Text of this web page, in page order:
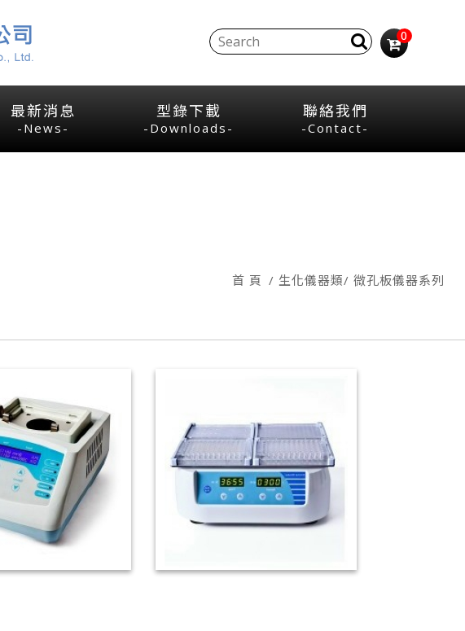
0
最新消息
-News-
型錄下載
-Downloads-
聯絡我們
-Contact-
首 頁 生化儀器類 微孔板儀器系列